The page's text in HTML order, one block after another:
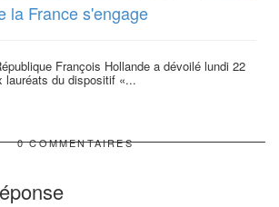
la France s'engage
François Hollande a dévoilé lundi 22
lauréats du dispositif «...
0 COMMENTAIRES